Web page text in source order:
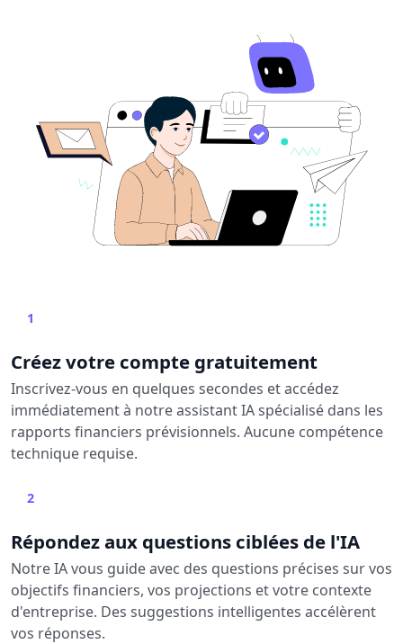
1
Créez votre compte gratuitement
Inscrivez-vous en quelques secondes et accédez
immédiatement à notre assistant IA spécialisé dans les
rapports financiers prévisionnels. Aucune compétence
technique requise.
2
Répondez aux questions ciblées de l'IA
Notre IA vous guide avec des questions précises sur vos
objectifs financiers, vos projections et votre contexte
d'entreprise. Des suggestions intelligentes accélèrent
vos réponses.